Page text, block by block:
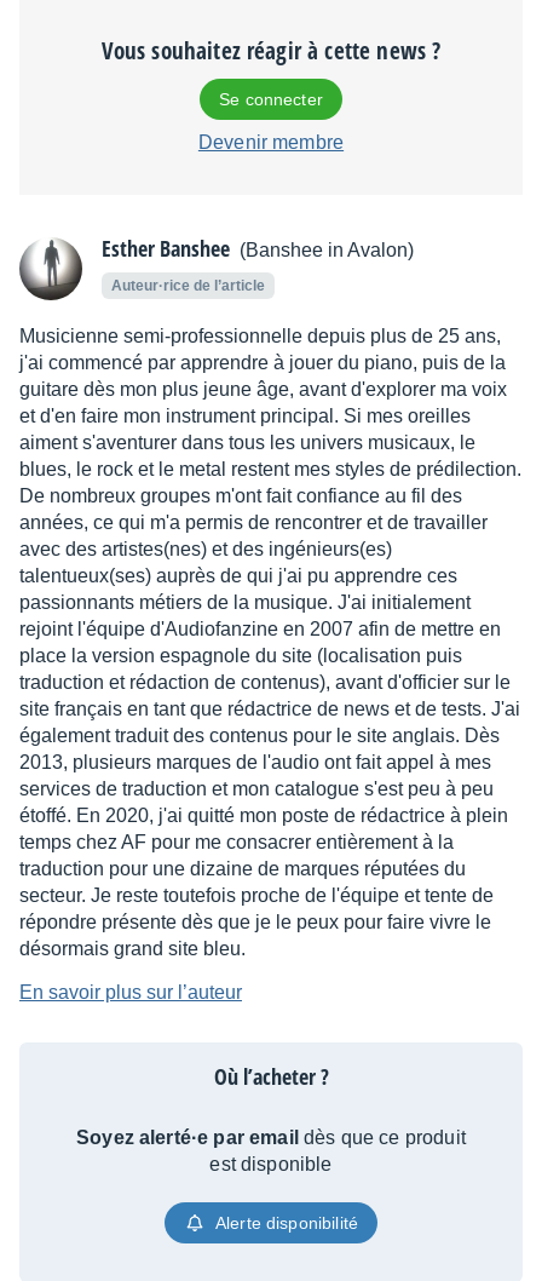
Vous souhaitez réagir à cette news ?
Se connecter
Devenir membre
Esther Banshee (Banshee in Avalon)
Auteur·rice de l’article
Musicienne semi-professionnelle depuis plus de 25 ans,
j'ai commencé par apprendre à jouer du piano, puis de la
guitare dès mon plus jeune âge, avant d'explorer ma voix
et d'en faire mon instrument principal. Si mes oreilles
aiment s'aventurer dans tous les univers musicaux, le
blues, le rock et le metal restent mes styles de prédilection.
De nombreux groupes m'ont fait confiance au fil des
années, ce qui m'a permis de rencontrer et de travailler
avec des artistes(nes) et des ingénieurs(es)
talentueux(ses) auprès de qui j'ai pu apprendre ces
passionnants métiers de la musique. J'ai initialement
rejoint l'équipe d'Audiofanzine en 2007 afin de mettre en
place la version espagnole du site (localisation puis
traduction et rédaction de contenus), avant d'officier sur le
site français en tant que rédactrice de news et de tests. J'ai
également traduit des contenus pour le site anglais. Dès
2013, plusieurs marques de l'audio ont fait appel à mes
services de traduction et mon catalogue s'est peu à peu
étoffé. En 2020, j'ai quitté mon poste de rédactrice à plein
temps chez AF pour me consacrer entièrement à la
traduction pour une dizaine de marques réputées du
secteur. Je reste toutefois proche de l'équipe et tente de
répondre présente dès que je le peux pour faire vivre le
désormais grand site bleu.
En savoir plus sur l’auteur
Où l’acheter ?
Soyez alerté·e par email dès que ce produit
est disponible
Alerte disponibilité